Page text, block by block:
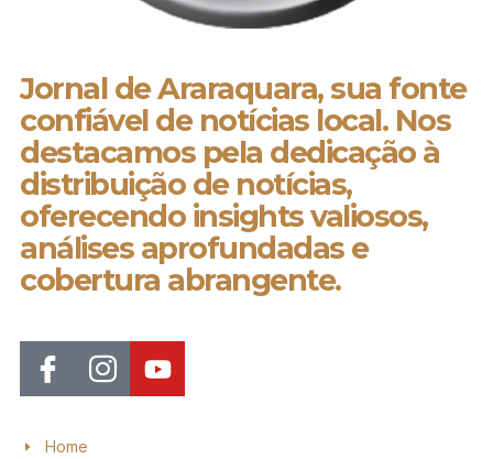
Jornal de Araraquara, sua fonte
confiável de notícias local. Nos
destacamos pela dedicação à
distribuição de notícias,
oferecendo insights valiosos,
análises aprofundadas e
cobertura abrangente.
Home